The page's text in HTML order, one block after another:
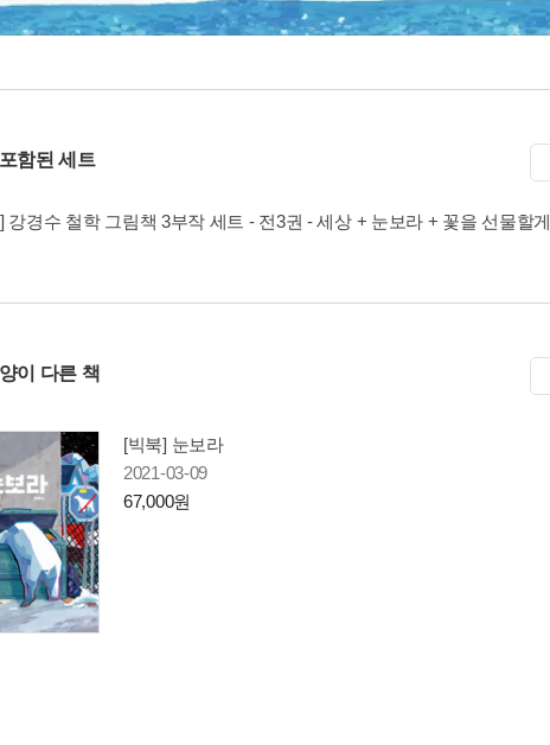
함된 세트
강경수 철학 그림책 3부작 세트 - 전3권 - 세상 + 눈보라 + 꽃을 선물할게
이 다른 책
[빅북] 눈보라
2021-03-09
67,000원